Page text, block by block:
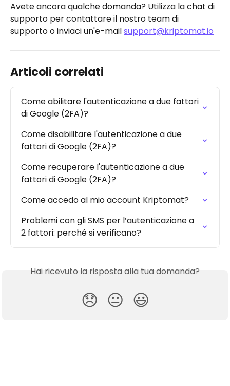
Avete ancora qualche domanda? Utilizza la chat di
supporto per contattare il nostro team di
supporto o inviaci un'e-mail support@kriptomat.io
Articoli correlati
Come abilitare l'autenticazione a due fattori
di Google (2FA)?
Come disabilitare l'autenticazione a due
fattori di Google (2FA)?
Come recuperare l'autenticazione a due
fattori di Google (2FA)?
Come accedo al mio account Kriptomat?
Problemi con gli SMS per l’autenticazione a
2 fattori: perché si verificano?
Hai ricevuto la risposta alla tua domanda?
😞 😐 😃